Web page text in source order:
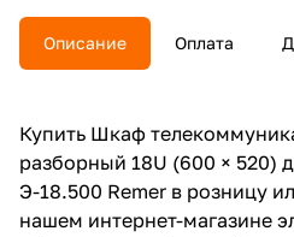
Описание Оплата
Купить Шкаф
разборный 18U (600 × 520)
Э-18.500 Remer в розницу
нашем интернет-магазине